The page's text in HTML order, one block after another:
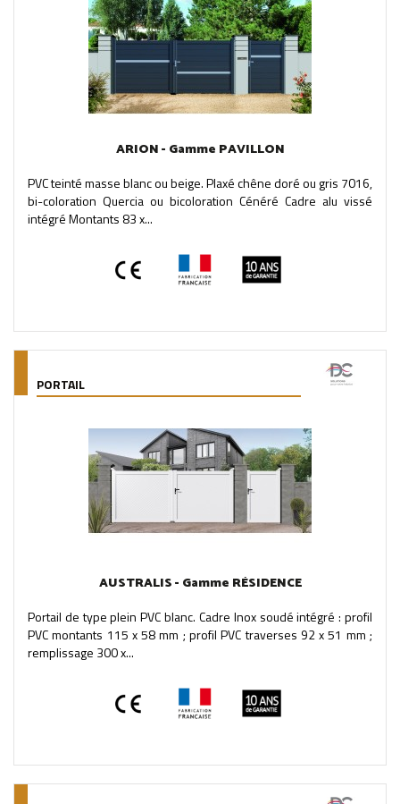
ARION - Gamme PAVILLON
PVC teinté masse blanc ou beige. Plaxé chêne doré ou gris 7016,
bi-coloration Quercia ou bicoloration Cénéré Cadre alu vissé
intégré Montants 83 x...
PORTAIL
AUSTRALIS - Gamme RÉSIDENCE
Portail de type plein PVC blanc. Cadre Inox soudé intégré : profil
PVC montants 115 x 58 mm ; profil PVC traverses 92 x 51 mm ;
remplissage 300 x...